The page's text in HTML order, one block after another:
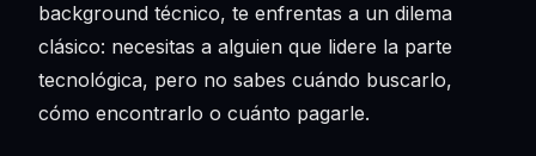
background técnico, te enfrentas a un dilema
clásico: necesitas a alguien que lidere la parte
tecnológica, pero no sabes cuándo buscarlo,
cómo encontrarlo o cuánto pagarle.